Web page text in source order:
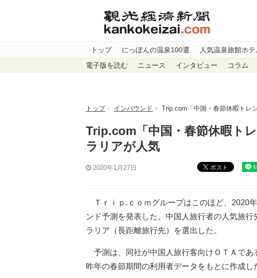
トップ にっぽんの温泉100選 人気温泉旅館ホ
電子版を読む ニュース インタビュー コラム
トップ インバウンド Trip.com「中国・春節休暇トレ
Trip.com「中国・春節休暇ト
ラリアが人気
2020年1月27日 ポスト
Ｔｒｉｐ.ｃｏｍグループはこのほど、2020
ンド予測を発表した。中国人旅行者の人気旅
ラリア（長距離旅行先）を選出した。
予測は、同社が中国人旅行客向けＯＴＡであ
昨年の春節期間の利用者データをもとに作成し